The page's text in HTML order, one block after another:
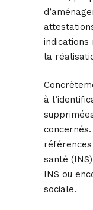
indications
la
à
santé
INS ou
sociale.